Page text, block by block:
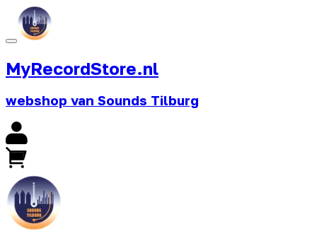
MyRecordStore.nl
webshop van Sounds Tilburg